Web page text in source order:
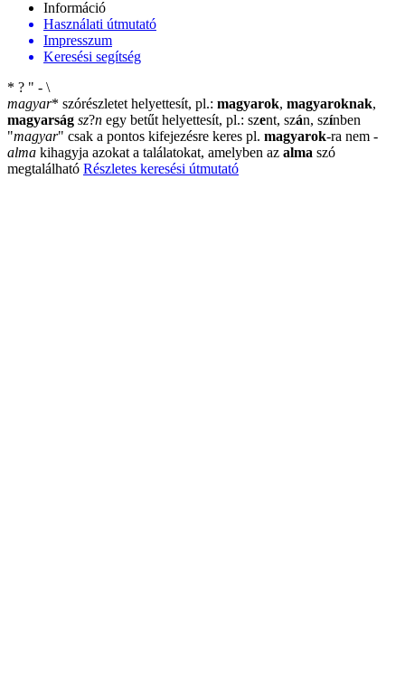
Információ
Használati útmutató
Impresszum
Keresési segítség
* ? " - \
magyar* szórészletet helyettesít, pl.: magyarok, magyaroknak,
magyarság sz?n egy betűt helyettesít, pl.: szent, szán, színben
"magyar" csak a pontos kifejezésre keres pl. magyarok-ra nem -
alma kihagyja azokat a találatokat, amelyben az alma szó
megtalálható Részletes keresési útmutató